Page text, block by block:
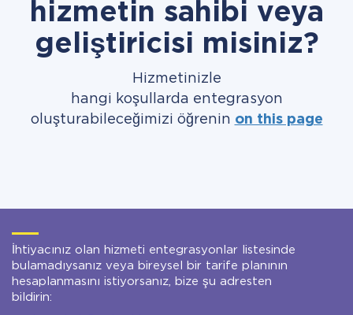
hizmetin sahibi veya
geliştiricisi misiniz?
Hizmetinizle
hangi koşullarda entegrasyon
oluşturabileceğimizi öğrenin on this page
İhtiyacınız olan hizmeti entegrasyonlar listesinde
bulamadıysanız veya bireysel bir tarife planının
hesaplanmasını istiyorsanız, bize şu adresten
bildirin: